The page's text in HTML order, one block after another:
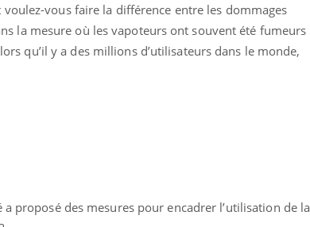
vous faire la différence entre les dommages
la mesure où les vapoteurs ont souvent été fumeurs
qu’il y a des millions d’utilisateurs dans le monde,
proposé des mesures pour encadrer l’utilisation de la